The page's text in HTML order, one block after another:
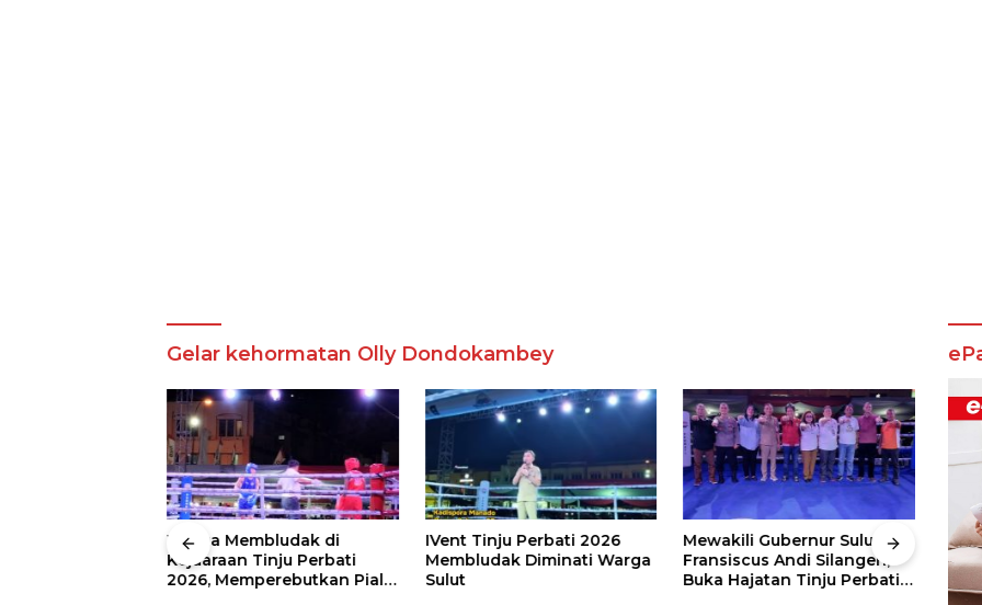
Gelar kehormatan Olly Dondokambey
Warga Membludak di
Kejuaraan Tinju Perbati
2026, Memperebutkan Piala
IVent Tinju Perbati 2026
Membludak Diminati Warga
Sulut
Mewakili Gubernur Sulut, dr
Fransiscus Andi Silangen,
Buka Hajatan Tinju Perbati